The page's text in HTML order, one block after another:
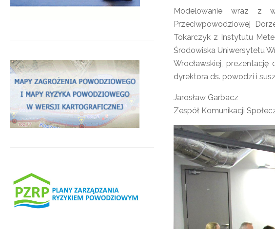
Modelowanie wraz z
Przeciwpowodziowej
Tokarczyk z Instytutu
Środowiska Uniwersytetu
Wrocławskiej,
dyrektora ds. powodzi i
Jarosław Garbacz
Zespół Komunikacji